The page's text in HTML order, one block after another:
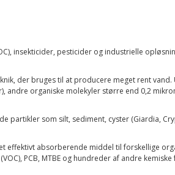
insekticider, pesticider og industrielle
der bruges til at producere meget rent
organiske molekyler større end 0,2
partikler som silt, sediment, cyster (Giardia,
effektivt absorberende middel til forskellige
PCB, MTBE og hundreder af andre